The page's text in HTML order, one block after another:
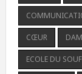
CŒUR
ECOLE DU